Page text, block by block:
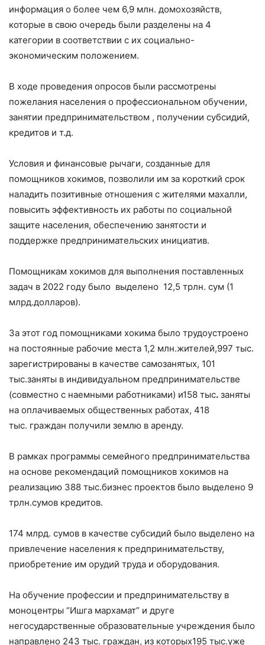
информация о более чем 6,9 млн. домохозяйств,
которые в свою очередь были разделены на 4
категории в соответствии с их социально-
экономическим положением.
В ходе проведения опросов были рассмотрены
пожелания населения о профессиональном обучении,
занятии предпринимательством , получении субсидий,
кредитов и т.д.
Условия и финансовые рычаги, созданные для
помощников хокимов, позволили им за короткий срок
наладить позитивные отношения с жителями махалли,
повысить эффективность их работы по социальной
защите населения, обеспечению занятости и
поддержке предпринимательских инициатив.
Помощникам хокимов для выполнения поставленных
задач в 2022 году было выделено 12,5 трлн. сум (1
млрд.долларов).
За этот год помощниками хокима было трудоустроено
на постоянные рабочие места 1,2 млн.жителей,997 тыс.
зарегистрированы в качестве самозанятых, 101
тыс.заняты в индивидуальном предпринимательстве
(совместно с наемными работниками) и158 тыс. заняты
на оплачиваемых общественных работах, 418
тыс. граждан получили землю в аренду.
В рамках программы семейного предпринимательства
на основе рекомендаций помощников хокимов на
реализацию 388 тыс.бизнес проектов было выделено 9
трлн.сумов кредитов.
174 млрд. сумов в качестве субсидий было выделено на
привлечение населения к предпринимательству,
приобретение им орудий труда и оборудования.
На обучение профессии и предпринимательству в
моноцентры “Ишга мархамат” и друге
негосударственные образовательные учреждения было
направлено 243 тыс. граждан, из которых195 тыс.уже